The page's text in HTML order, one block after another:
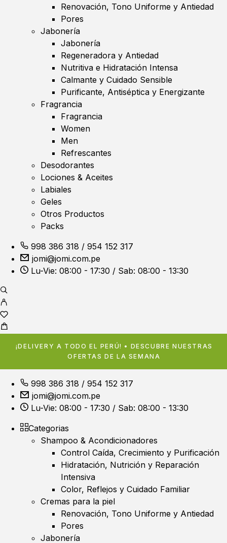
Renovación, Tono Uniforme y Antiedad
Pores
Jabonería
Jabonería
Regeneradora y Antiedad
Nutritiva e Hidratación Intensa
Calmante y Cuidado Sensible
Purificante, Antiséptica y Energizante
Fragrancia
Fragrancia
Women
Men
Refrescantes
Desodorantes
Lociones & Aceites
Labiales
Geles
Otros Productos
Packs
998 386 318 / 954 152 317
jomi@jomi.com.pe
Lu-Vie: 08:00 - 17:30 / Sab: 08:00 - 13:30
¡DELIVERY A TODO EL PERÚ! • DESCUBRE NUESTRAS
OFERTAS DE LA SEMANA
998 386 318 / 954 152 317
jomi@jomi.com.pe
Lu-Vie: 08:00 - 17:30 / Sab: 08:00 - 13:30
Categorias
Shampoo & Acondicionadores
Control Caída, Crecimiento y Purificación
Hidratación, Nutrición y Reparación
Intensiva
Color, Reflejos y Cuidado Familiar
Cremas para la piel
Renovación, Tono Uniforme y Antiedad
Pores
Jabonería